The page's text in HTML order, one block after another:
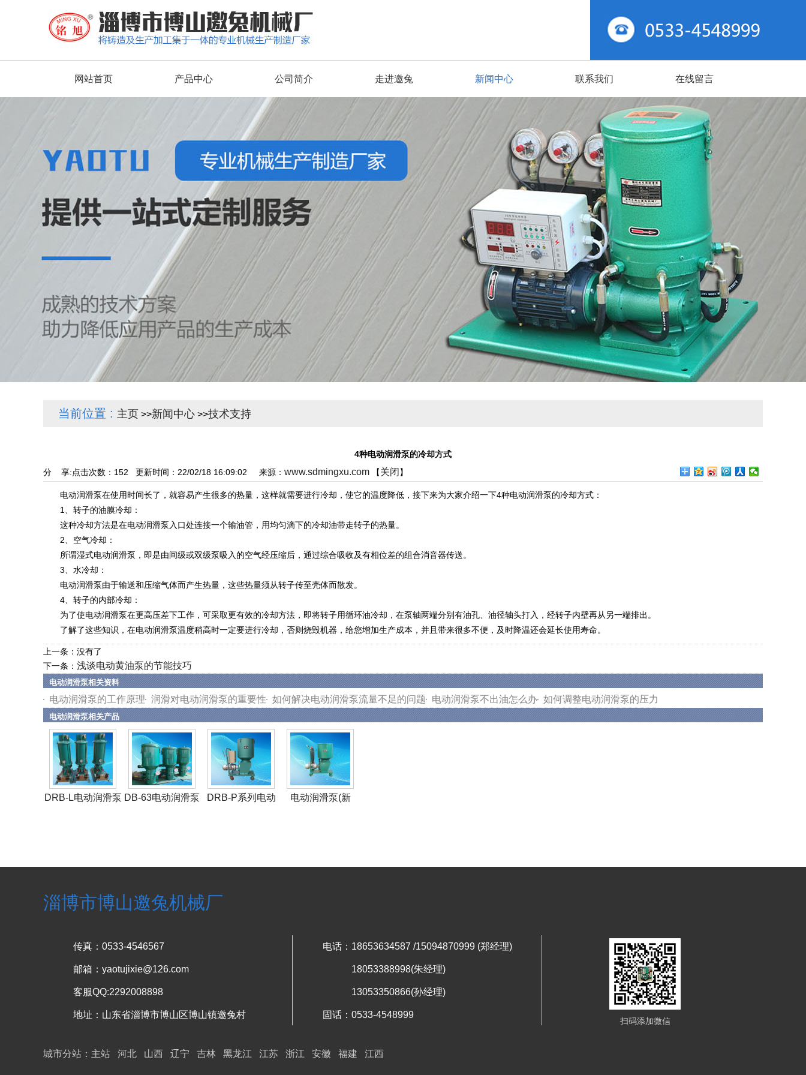
网站首页 产品中心 公司简介 走进邀兔 新闻中心 联系我们 在线留言
当前位置 : 主页 >>新闻中心 >>技术支持
4种电动润滑泵的冷却方式
点击次数： 152 更新时间：22/02/18 16:09:02 来源： www.sdmingxu.com 【关闭 】
分 享:
电动润滑泵在使用时间长了，就容易产生很多的热量，这样就需要进行冷却，使它的温度降低，接下来为大家介绍一下4种电动润滑泵的冷却方式：
1、转子的油膜冷却：
这种冷却方法是在电动润滑泵入口处连接一个输油管，用均匀滴下的冷却油带走转子的热量。
2、空气冷却：
所谓湿式电动润滑泵，即是由间级或双级泵吸入的空气经压缩后，通过综合吸收及有相位差的组合消音器传送。
3、水冷却：
电动润滑泵由于输送和压缩气体而产生热量，这些热量须从转子传至壳体而散发。
4、转子的内部冷却：
为了使电动润滑泵在更高压差下工作，可采取更有效的冷却方法，即将转子用循环油冷却，在泵轴两端分别有油孔、油径轴头打入，经转子内壁再从另一端排出。
了解了这些知识，在电动润滑泵温度稍高时一定要进行冷却，否则烧毁机器，给您增加生产成本，并且带来很多不便，及时降温还会延长使用寿命。
上一条：没有了
下一条： 浅谈电动黄油泵的节能技巧
电动润滑泵相关资料
电动润滑泵的工作原理 润滑对电动润滑泵的重要性 如何解决电动润滑泵流量不足的问题 电动润滑泵不出油怎么办 如何调整电动润滑泵的压力
电动润滑泵相关产品
DRB-L电动润滑泵 DB-63电动润滑泵
DRB-P系列电动
电动润滑泵(新
淄博市博山邀兔机械厂
传真：0533-4546567
邮箱：yaotujixie@126.com
客服QQ:2292008898
地址：山东省淄博市博山区博山镇邀兔村
电话：18653634587 /15094870999 (郑经理)
18053388998(朱经理)
13053350866(孙经理)
固话：0533-4548999
扫码添加微信
城市分站： 主站 河北 山西 辽宁 吉林 黑龙江 江苏 浙江 安徽 福建 江西